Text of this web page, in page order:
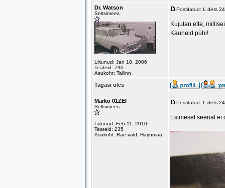
Dr. Watson
Seltsimees
Liitunud: Jan 10, 2006
Teateid: 790
Asukoht: Tallinn
Postitatud: L dets
Kujutan ette,
Kauneid pühi!
Tagasi üles
Marko 01ZEI
Seltsimees
Liitunud: Feb 11, 2010
Teateid: 235
Asukoht: Rae vald, Harjumaa
Postitatud: L dets
Esimesel seerial ei